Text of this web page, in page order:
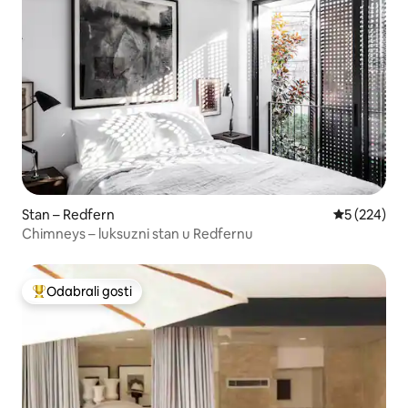
Stan – Redfern Prosječna
5 (224)
Chimneys – luksuzni stan u Redfernu
Među najviše rangiranima s oznakom „Odabrali gosti”
Odabrali gosti